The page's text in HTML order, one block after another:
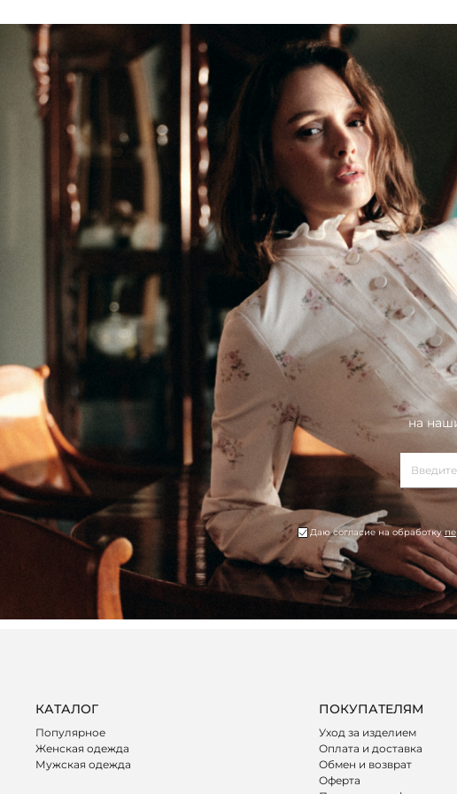
на
Даю согласие на обработку
КАТАЛОГ
Популярное
Женская одежда
Мужская одежда
ПОКУПАТЕЛЯМ
Уход за изделием
Оплата и доставка
Обмен и возврат
Оферта